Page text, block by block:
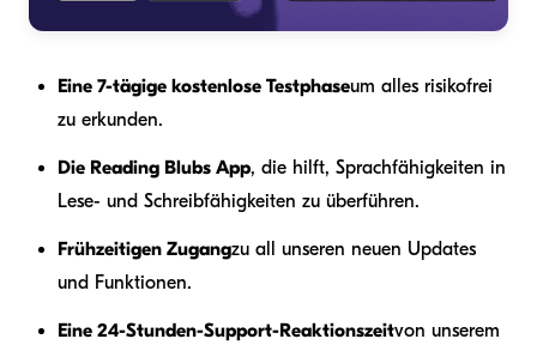
Eine 7-tägige kostenlose Testphaseum alles risikofrei
zu erkunden.
Die Reading Blubs App, die hilft, Sprachfähigkeiten in
Lese- und Schreibfähigkeiten zu überführen.
Frühzeitigen Zugangzu all unseren neuen Updates
und Funktionen.
Eine 24-Stunden-Support-Reaktionszeitvon unserem